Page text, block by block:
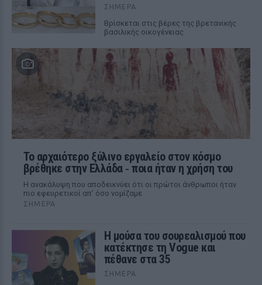
ΣΉΜΕΡΑ
Βρίσκεται στις βέρες της βρετανικής
βασιλικής οικογένειας
Το αρχαιότερο ξύλινο εργαλείο στον κόσμο
βρέθηκε στην Ελλάδα ‑ ποια ήταν η χρήση του
Η ανακάλυψη που αποδεικνύει ότι οι πρώτοι άνθρωποι ήταν
πιο εφευρετικοί απ’ όσο νομίζαμε
ΣΉΜΕΡΑ
Η μούσα του σουρεαλισμού που
κατέκτησε τη Vogue και
πέθανε στα 35
ΣΉΜΕΡΑ